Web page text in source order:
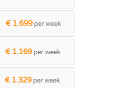
€ 1.699per week
€ 1.169per week
€ 1.329per week